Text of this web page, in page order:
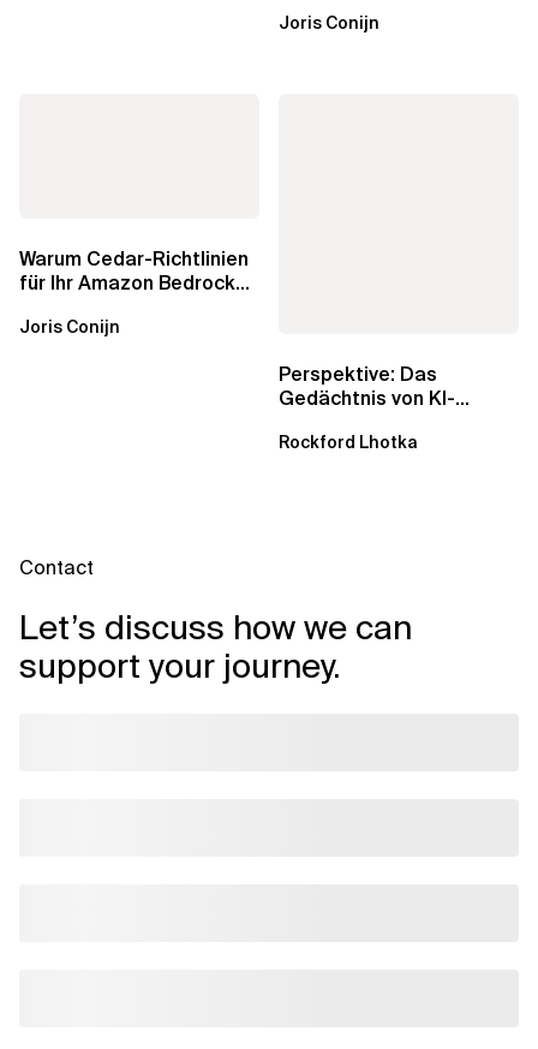
AgentCore...
Joris Conijn
Warum Cedar-Richtlinien
für Ihr Amazon Bedrock
wichtig sind
Joris Conijn
Perspektive: Das
Gedächtnis von KI-
dem...
Rockford Lhotka
Contact
Let’s discuss how we can
support your journey.